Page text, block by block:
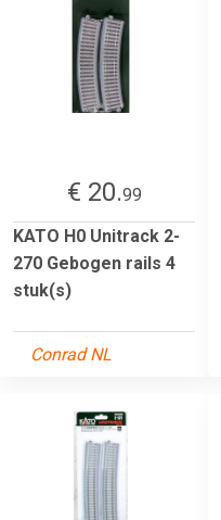
€ 20.99
KATO H0 Unitrack 2-
270 Gebogen rails 4
stuk(s)
Conrad NL